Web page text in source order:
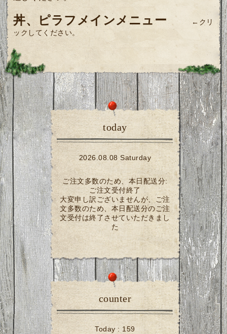
丼、ピラフメインメニュー
←クリ
ックしてください。
today
2026.08.08 Saturday
ご注文多数のため、本日配送分:
ご注文受付終了
大変申し訳ございませんが、ご注
文多数のため、本日配送分のご注
文受付は終了させていただきまし
た
counter
Today : 159